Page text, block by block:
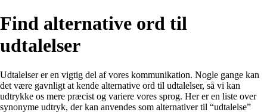
Find alternative ord til
udtalelser
Udtalelser er en vigtig del af vores kommunikation. Nogle gange kan
det være gavnligt at kende alternative ord til udtalelser, så vi kan
udtrykke os mere præcist og variere vores sprog. Her er en liste over
synonyme udtryk, der kan anvendes som alternativer til “udtalelse”